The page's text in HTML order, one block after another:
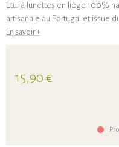
Etui à lunettes en liège 100%
artisanale au Portugal et issue
En savoir +
15,90 €